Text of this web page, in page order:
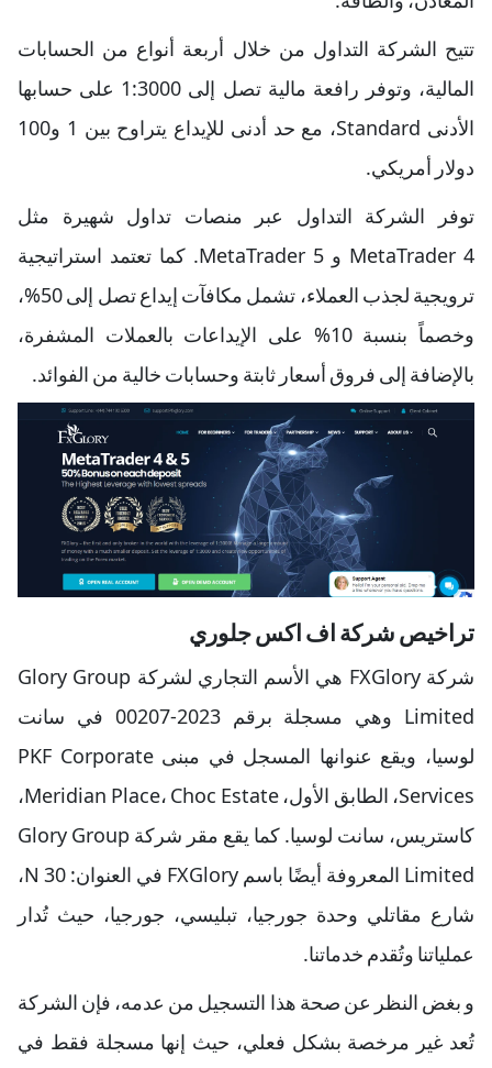
تتيح الشركة التداول من خلال أربعة أنواع من الحسابات
المالية، وتوفر رافعة مالية تصل إلى 1:3000 على حسابها
الأدنى Standard، مع حد أدنى للإيداع يتراوح بين 1 و100
دولار أمريكي.
توفر الشركة التداول عبر منصات تداول شهيرة مثل
MetaTrader 4 و MetaTrader 5. كما تعتمد استراتيجية
ترويجية لجذب العملاء، تشمل مكافآت إيداع تصل إلى 50%،
وخصماً بنسبة 10% على الإيداعات بالعملات المشفرة،
بالإضافة إلى فروق أسعار ثابتة وحسابات خالية من الفوائد.
تراخيص شركة اف اكس جلوري
شركة FXGlory هي الأسم التجاري لشركة Glory Group
Limited وهي مسجلة برقم 2023-00207 في سانت
لوسيا، ويقع عنوانها المسجل في مبنى PKF Corporate
Services، الطابق الأول، Meridian Place، Choc Estate،
كاستريس، سانت لوسيا. كما يقع مقر شركة Glory Group
Limited المعروفة أيضًا باسم FXGlory في العنوان: N 30،
شارع مقاتلي وحدة جورجيا، تبليسي، جورجيا، حيث تُدار
عملياتنا وتُقدم خدماتنا.
و بغض النظر عن صحة هذا التسجيل من عدمه، فإن الشركة
تُعد غير مرخصة بشكل فعلي، حيث إنها مسجلة فقط في